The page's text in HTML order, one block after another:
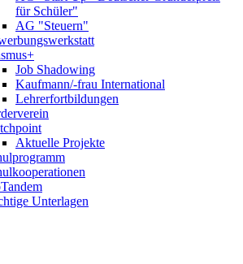
für Schüler"
AG "Steuern"
Job Shadowing
Kaufmann/-frau International
Lehrerfortbildungen
Aktuelle Projekte
Unterlagen